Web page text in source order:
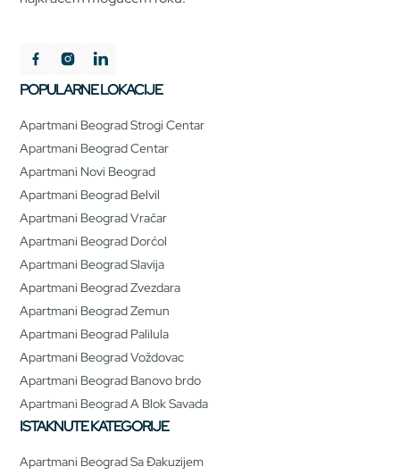
POPULARNE LOKACIJE
Apartmani Beograd Strogi Centar
Apartmani Beograd Centar
Apartmani Novi Beograd
Apartmani Beograd Belvil
Apartmani Beograd Vračar
Apartmani Beograd Dorćol
Apartmani Beograd Slavija
Apartmani Beograd Zvezdara
Apartmani Beograd Zemun
Apartmani Beograd Palilula
Apartmani Beograd Voždovac
Apartmani Beograd Banovo brdo
Apartmani Beograd A Blok Savada
ISTAKNUTE KATEGORIJE
Apartmani Beograd Sa Đakuzijem